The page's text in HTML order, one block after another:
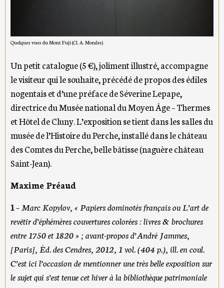
Quelques vues du Mont Fuji (Cl. A. Morales)
Un petit catalogue (5 €), joliment illustré, accompagne
le visiteur qui le souhaite, précédé de propos des édiles
nogentais et d’une préface de Séverine Lepape,
directrice du Musée national du Moyen Âge – Thermes
et Hôtel de Cluny. L’exposition se tient dans les salles du
musée de l’Histoire du Perche, installé dans le château
des Comtes du Perche, belle bâtisse (naguère château
Saint-Jean).
Maxime Préaud
1– Marc Kopylov, « Papiers dominotés français ou L’art de
revêtir d’éphémères couvertures colorées : livres & brochures
entre 1750 et 1820 » ; avant-propos d’André Jammes,
[Paris], Éd. des Cendres, 2012, 1 vol. (404 p.), ill. en coul.
C’est ici l’occasion de mentionner une très belle exposition sur
le sujet qui s’est tenue cet hiver à la bibliothèque patrimoniale